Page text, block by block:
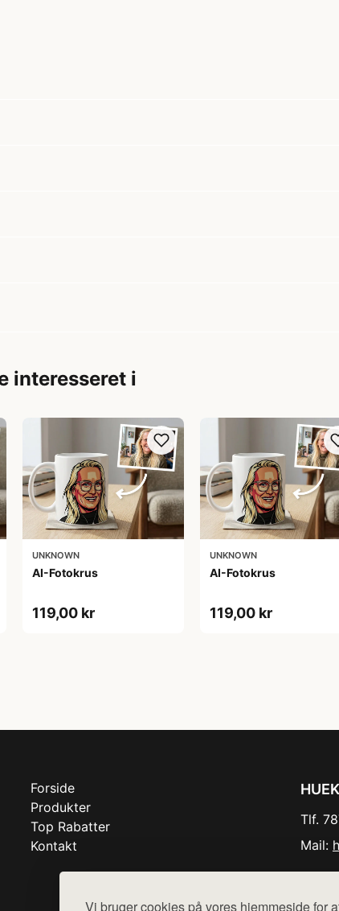
Vi bruger cookies på vores hjemmeside for
interesseret i
UNKNOWN
AI-Fotokrus
119,00 kr
UNKNOWN
AI-Fotokrus
119,00 kr
Forside
Produkter
Top Rabatter
Kontakt
Tlf.
Mail: